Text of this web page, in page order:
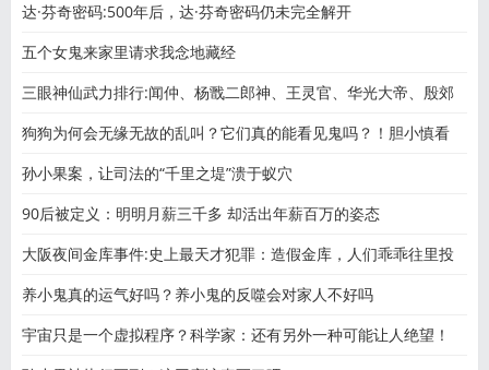
达·芬奇密码:500年后，达·芬奇密码仍未完全解开
五个女鬼来家里请求我念地藏经
三眼神仙武力排行:闻仲、杨戬二郎神、王灵官、华光大帝、殷郊
狗狗为何会无缘无故的乱叫？它们真的能看见鬼吗？！胆小慎看
孙小果案，让司法的“千里之堤”溃于蚁穴
90后被定义：明明月薪三千多 却活出年薪百万的姿态
大阪夜间金库事件:史上最天才犯罪：造假金库，人们乖乖往里投
养小鬼真的运气好吗？养小鬼的反噬会对家人不好吗
宇宙只是一个虚拟程序？科学家：还有另外一种可能让人绝望！